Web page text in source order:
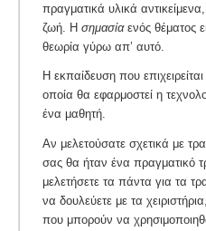
πραγματικά υλικά
ζωή. Η σημασία ενός θέματος
θεωρία γύρω απ’ αυτό.
Η εκπαίδευση που
οποία θα εφαρμοστεί η
ένα μαθητή.
Αν μελετούσατε σχετικά με
σας θα ήταν ένα πραγματικό
μελετήσετε τα πάντα για τα
να δουλεύετε με τα
που μπορούν να